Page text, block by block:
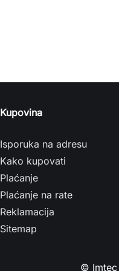
Kupovina
Isporuka na adresu
Kako kupovati
Plaćanje
Plaćanje na rate
Reklamacija
Sitemap
© Imtec